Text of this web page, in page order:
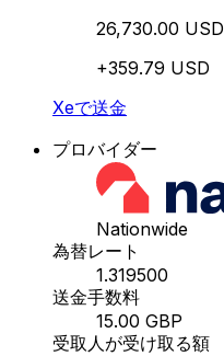
26,730.00 USD
+359.79 USD
Xeで送金
プロバイダー
Nationwide
為替レート
1.319500
送金手数料
15.00 GBP
受取人が受け取る額